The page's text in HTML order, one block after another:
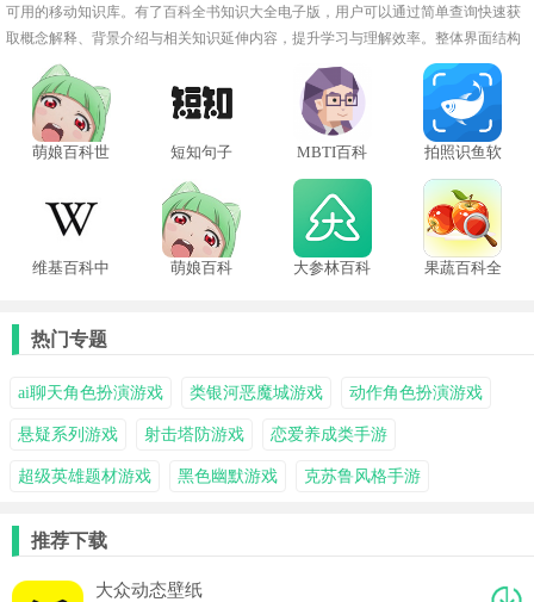
可用的移动知识库。有了百科全书知识大全电子版，用户可以通过简单查询快速获
取概念解释、背景介绍与相关知识延伸内容，提升学习与理解效率。整体界面结构
清晰，信息呈现逻辑分明，适用于学习查资料、日常科普与兴趣拓展等多种场景。
萌娘百科世
短知句子 MBTI百科
拍照识鱼软
维基百科中
萌娘百科 大参林百科
果蔬百科全
热门专题
ai聊天角色扮演游戏 类银河恶魔城游戏 动作角色扮演游戏
悬疑系列游戏 射击塔防游戏 恋爱养成类手游
超级英雄题材游戏 黑色幽默游戏 克苏鲁风格手游
推荐下载
大众动态壁纸